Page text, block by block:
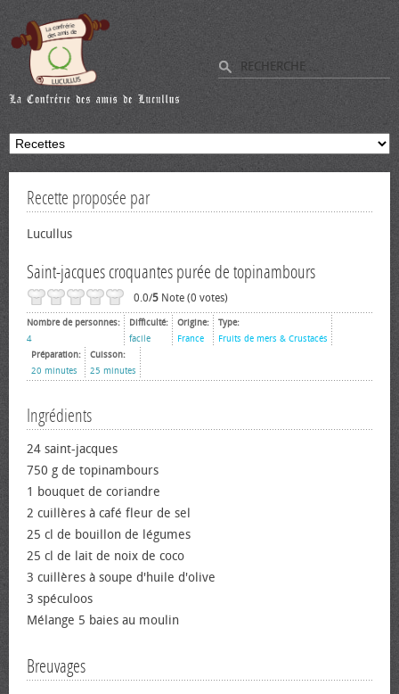
Recette proposée par
Lucullus
Saint-jacques croquantes purée de topinambours
0.0/5 Note (0 votes)
Nombre de personnes:
4
Difficulté:
facile
Origine:
France
Type:
Fruits de mers & Crustacés
Préparation:
20 minutes
Cuisson:
25 minutes
Ingrédients
24 saint-jacques
750 g de topinambours
1 bouquet de coriandre
2 cuillères à café fleur de sel
25 cl de bouillon de légumes
25 cl de lait de noix de coco
3 cuillères à soupe d'huile d'olive
3 spéculoos
Mélange 5 baies au moulin
Breuvages